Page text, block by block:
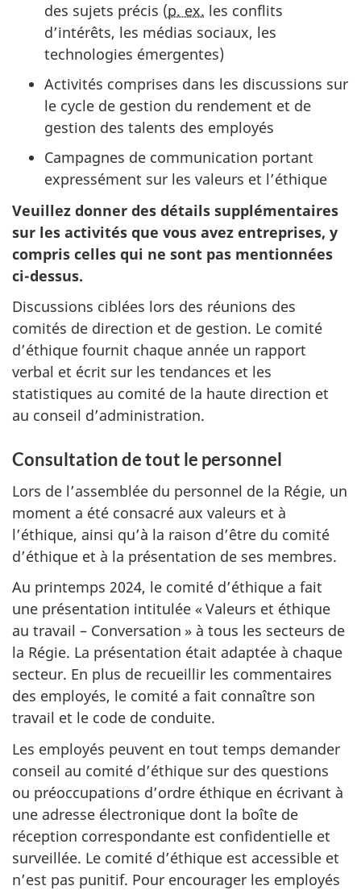
des sujets précis (p. ex. les conflits
d’intérêts, les médias sociaux, les
technologies émergentes)
Activités comprises dans les discussions sur
le cycle de gestion du rendement et de
gestion des talents des employés
Campagnes de communication portant
expressément sur les valeurs et l’éthique
Veuillez donner des détails supplémentaires
sur les activités que vous avez entreprises, y
compris celles qui ne sont pas mentionnées
ci-dessus.
Discussions ciblées lors des réunions des
comités de direction et de gestion. Le comité
d’éthique fournit chaque année un rapport
verbal et écrit sur les tendances et les
statistiques au comité de la haute direction et
au conseil d’administration.
Consultation de tout le personnel
Lors de l’assemblée du personnel de la Régie, un
moment a été consacré aux valeurs et à
l’éthique, ainsi qu’à la raison d’être du comité
d’éthique et à la présentation de ses membres.
Au printemps 2024, le comité d’éthique a fait
une présentation intitulée « Valeurs et éthique
au travail – Conversation » à tous les secteurs de
la Régie. La présentation était adaptée à chaque
secteur. En plus de recueillir les commentaires
des employés, le comité a fait connaître son
travail et le code de conduite.
Les employés peuvent en tout temps demander
conseil au comité d’éthique sur des questions
ou préoccupations d’ordre éthique en écrivant à
une adresse électronique dont la boîte de
réception correspondante est confidentielle et
surveillée. Le comité d’éthique est accessible et
n’est pas punitif. Pour encourager les employés